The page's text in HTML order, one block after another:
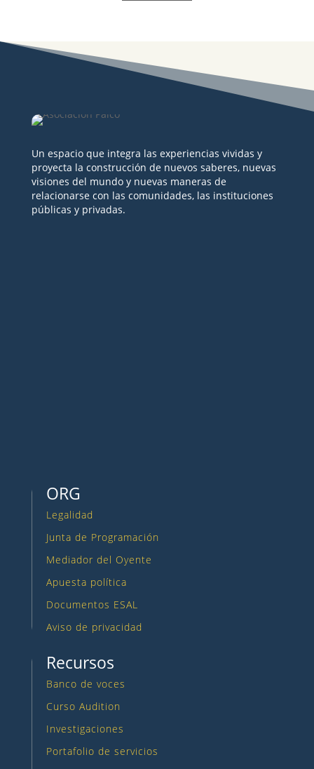
Un espacio que integra las experiencias vividas y
proyecta la construcción de nuevos saberes, nuevas
visiones del mundo y nuevas maneras de
relacionarse con las comunidades, las instituciones
públicas y privadas.
ORG
Legalidad
Junta de Programación
Mediador del Oyente
Apuesta política
Documentos ESAL
Aviso de privacidad
Recursos
Banco de voces
Curso Audition
Investigaciones
Portafolio de servicios